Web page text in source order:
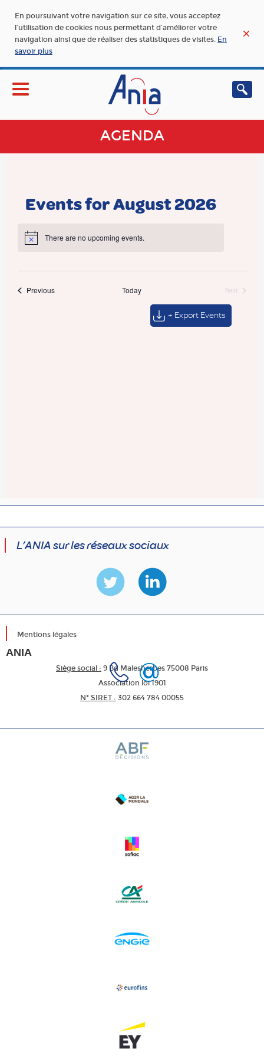
En poursuivant votre navigation sur ce site, vous acceptez
l’utilisation de cookies nous permettant d’améliorer votre
navigation ainsi que de réaliser des statistiques de visites. En
savoir plus
AGENDA
Events for August 2026
Notice There are no upcoming events.
PreviousEvents Today
Next
+ Export Events
L’ANIA sur les réseaux sociaux
Mentions légales
ANIA
Siège social : 9 Bd Malesherbes 75008 Paris
Association loi 1901
N* SIRET : 302 664 784 00055